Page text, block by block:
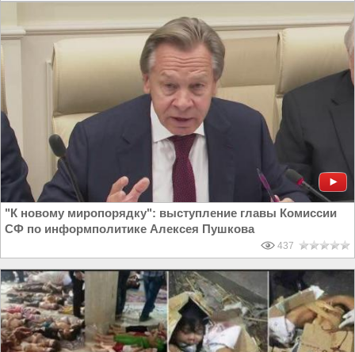
"К новому миропорядку": выступление главы Комиссии
СФ по информполитике Алексея Пушкова
437